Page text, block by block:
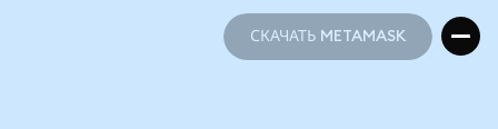
СКАЧАТЬ METAMASK